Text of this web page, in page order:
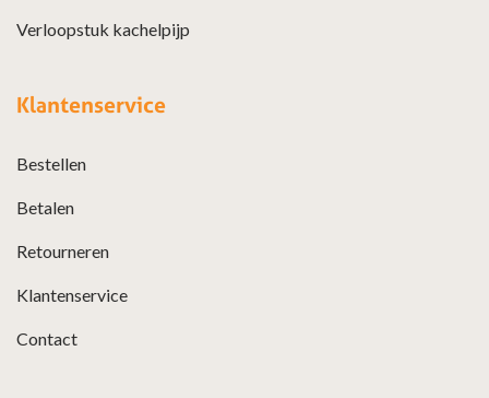
Verloopstuk kachelpijp
Klantenservice
Bestellen
Betalen
Retourneren
Klantenservice
Contact